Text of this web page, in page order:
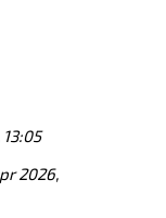
13:05
2026,